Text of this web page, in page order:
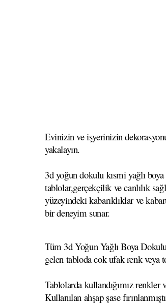
Evinizin ve işyerinizin
yakalayın.
3d yoğun dokulu kısmi yağlı
tablolar,gerçekçilik ve canlılık
yüzeyindeki kabarıklıklar ve
bir deneyim sunar.
Tüm 3d Yoğun Yağlı Boya
gelen tabloda cok ufak renk veya
Tablolarda kullandığımız renkler
Kullanılan ahşap şase